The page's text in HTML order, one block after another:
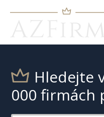
Hledejte
000 firmách